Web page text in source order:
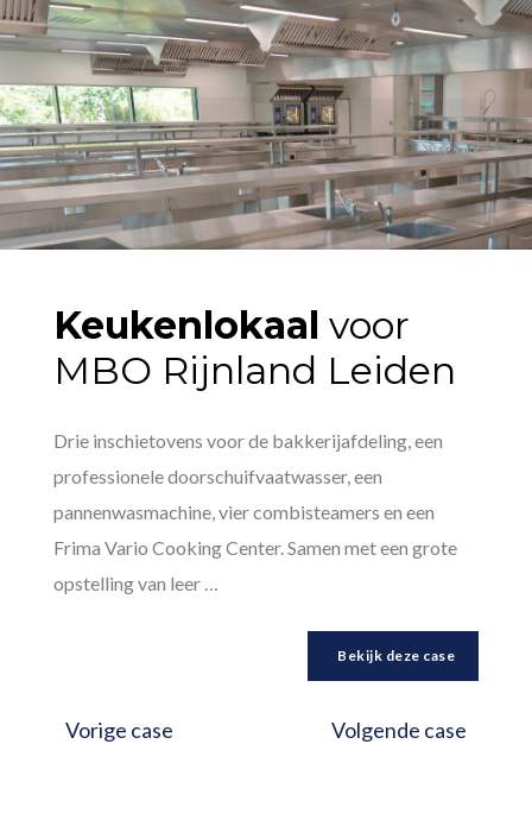
Keukenlokaal voor
MBO Rijnland Leiden
Drie inschietovens voor de bakkerijafdeling, een
professionele doorschuifvaatwasser, een
pannenwasmachine, vier combisteamers en een
Frima Vario Cooking Center. Samen met een grote
opstelling van leer …
Bekijk deze case
Vorige case Volgende case